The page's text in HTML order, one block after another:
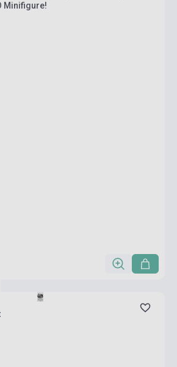
Minifigure!